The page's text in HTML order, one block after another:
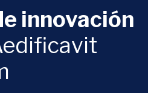
innovación